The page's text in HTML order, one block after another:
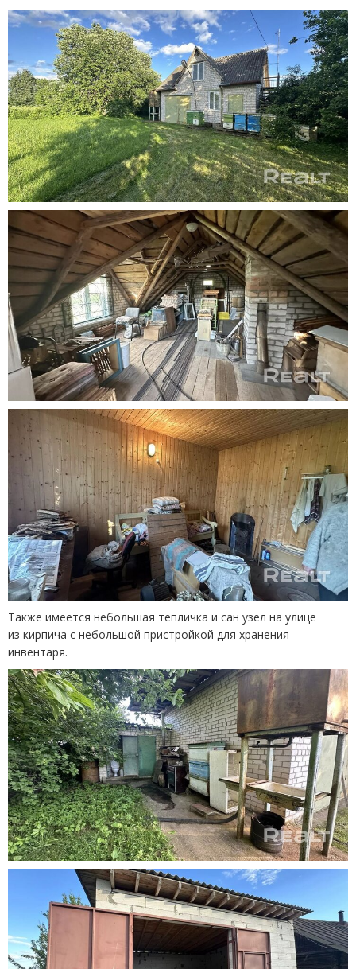
Также имеется небольшая тепличка и сан узел на улице
из кирпича с небольшой пристройкой для хранения
инвентаря.